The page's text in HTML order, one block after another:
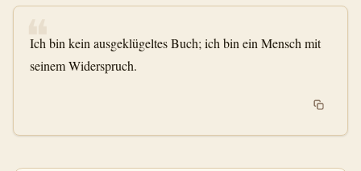
❝
Ich bin kein ausgeklügeltes Buch; ich bin ein Mensch mit
seinem Widerspruch.